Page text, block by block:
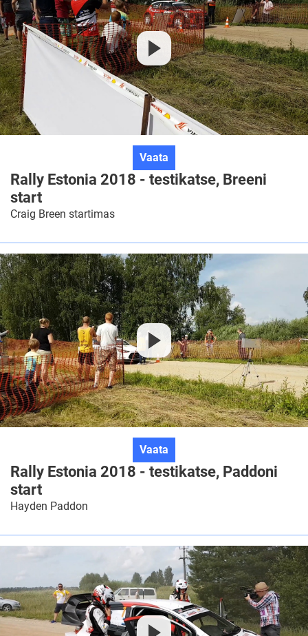
Vaata
Estonia
Breeni
start
Rally Estonia 2018 - testikatse, Breeni
start
Craig Breen startimas
Vaata
Estonia
Paddoni
start
Rally Estonia 2018 - testikatse, Paddoni
start
Hayden Paddon